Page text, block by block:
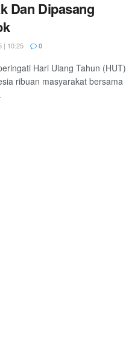
Dan Dipasang
| 10:25 0
Hari Ulang Tahun (HUT)
ribuan masyarakat bersama